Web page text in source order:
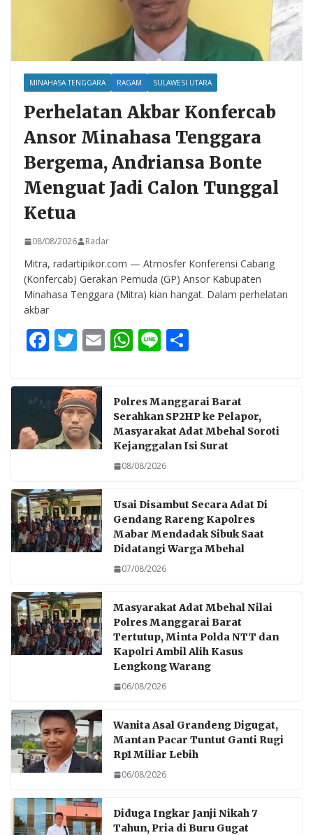
MINAHASA TENGGARA RAGAM SULAWESI UTARA
Perhelatan Akbar Konfercab
Ansor Minahasa Tenggara
Bergema, Andriansa Bonte
Menguat Jadi Calon Tunggal
Ketua
08/08/2026 Radar
Mitra, radartipikor.com — Atmosfer Konferensi Cabang
(Konfercab) Gerakan Pemuda (GP) Ansor Kabupaten
Minahasa Tenggara (Mitra) kian hangat. Dalam perhelatan
akbar
F
e
b
o
o
T
itt
er
E W
s
A
p
p
Li
e
Polres Manggarai Barat
Serahkan SP2HP ke Pelapor,
Masyarakat Adat Mbehal Soroti
Kejanggalan Isi Surat
08/08/2026
Usai Disambut Secara Adat Di
Gendang Rareng Kapolres
Mabar Mendadak Sibuk Saat
Didatangi Warga Mbehal
07/08/2026
Masyarakat Adat Mbehal Nilai
Polres Manggarai Barat
Tertutup, Minta Polda NTT dan
Kapolri Ambil Alih Kasus
Lengkong Warang
06/08/2026
Wanita Asal Grandeng Digugat,
Mantan Pacar Tuntut Ganti Rugi
Rp1 Miliar Lebih
06/08/2026
Diduga Ingkar Janji Nikah 7
Tahun, Pria di Buru Gugat